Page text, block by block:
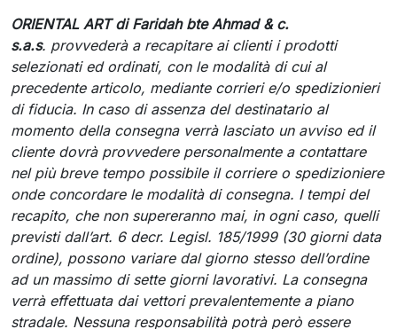
ORIENTAL ART di Faridah bte Ahmad & c.
s.a.s. provvederà a recapitare ai clienti i prodotti
selezionati ed ordinati, con le modalità di cui al
precedente articolo, mediante corrieri e/o spedizionieri
di fiducia. In caso di assenza del destinatario al
momento della consegna verrà lasciato un avviso ed il
cliente dovrà provvedere personalmente a contattare
nel più breve tempo possibile il corriere o spedizioniere
onde concordare le modalità di consegna. I tempi del
recapito, che non supereranno mai, in ogni caso, quelli
previsti dall’art. 6 decr. Legisl. 185/1999 (30 giorni data
ordine), possono variare dal giorno stesso dell’ordine
ad un massimo di sette giorni lavorativi. La consegna
verrà effettuata dai vettori prevalentemente a piano
stradale. Nessuna responsabilità potrà però essere